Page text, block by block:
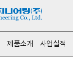
제품소개 사업실적